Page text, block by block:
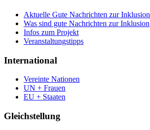
Aktuelle Gute Nachrichten zur Inklusion
Was sind gute Nachrichten zur Inklusion
Infos zum Projekt
Veranstaltungstipps
International
Vereinte Nationen
UN + Frauen
EU + Staaten
Gleichstellung